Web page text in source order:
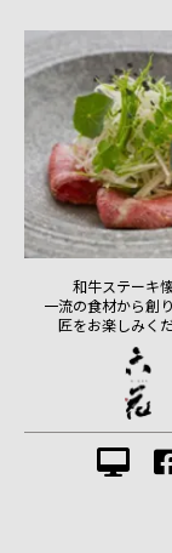
和牛ステーキ懐
一流の食材から創
匠をお楽しみくだ